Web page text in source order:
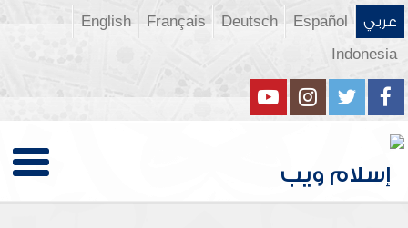
عربي Español
Deutsch
Français
English
Indonesia